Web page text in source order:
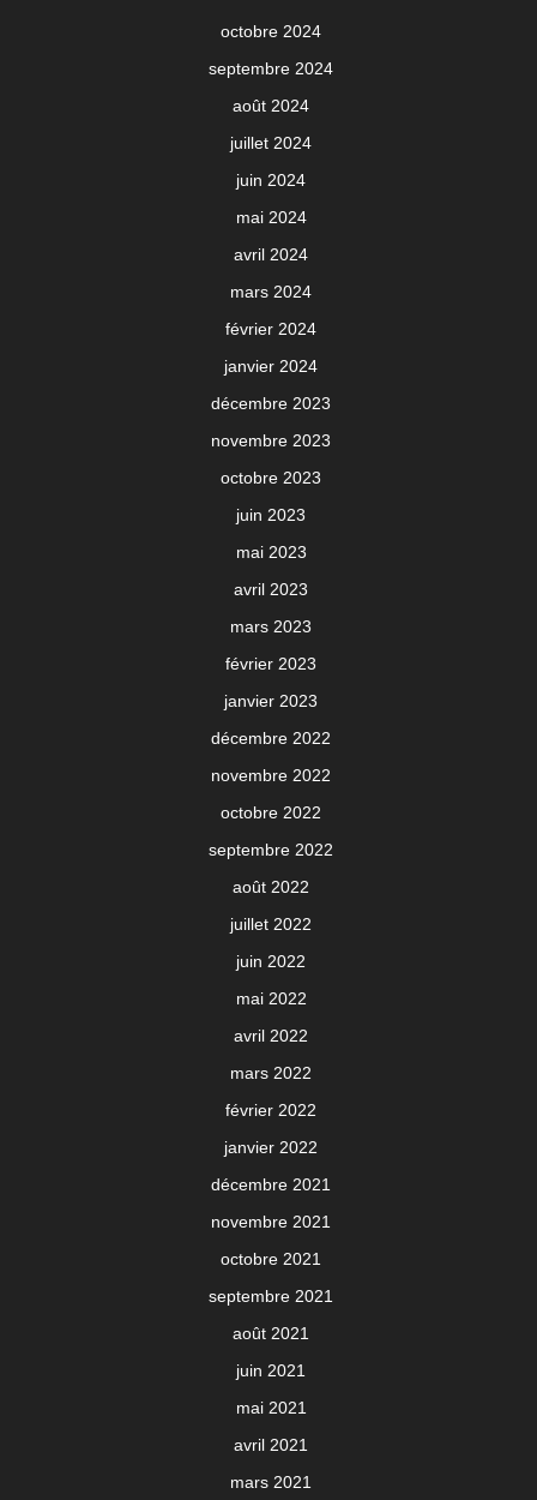
octobre 2024
septembre 2024
août 2024
juillet 2024
juin 2024
mai 2024
avril 2024
mars 2024
février 2024
janvier 2024
décembre 2023
novembre 2023
octobre 2023
juin 2023
mai 2023
avril 2023
mars 2023
février 2023
janvier 2023
décembre 2022
novembre 2022
octobre 2022
septembre 2022
août 2022
juillet 2022
juin 2022
mai 2022
avril 2022
mars 2022
février 2022
janvier 2022
décembre 2021
novembre 2021
octobre 2021
septembre 2021
août 2021
juin 2021
mai 2021
avril 2021
mars 2021